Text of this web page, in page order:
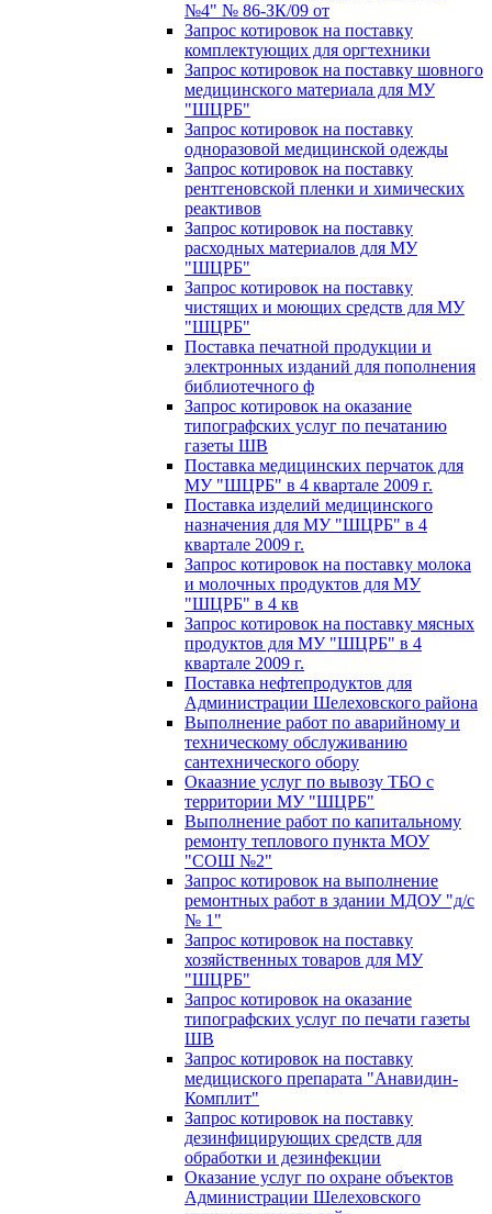
№4" № 86-ЗК/09 от
Запрос котировок на поставку
комплектующих для оргтехники
Запрос котировок на поставку шовного
медицинского материала для МУ
"ШЦРБ"
Запрос котировок на поставку
одноразовой медицинской одежды
Запрос котировок на поставку
рентгеновской пленки и химических
реактивов
Запрос котировок на поставку
расходных материалов для МУ
"ШЦРБ"
Запрос котировок на поставку
чистящих и моющих средств для МУ
"ШЦРБ"
Поставка печатной продукции и
электронных изданий для пополнения
библиотечного ф
Запрос котировок на оказание
типографских услуг по печатанию
газеты ШВ
Поставка медицинских перчаток для
МУ "ШЦРБ" в 4 квартале 2009 г.
Поставка изделий медицинского
назначения для МУ "ШЦРБ" в 4
квартале 2009 г.
Запрос котировок на поставку молока
и молочных продуктов для МУ
"ШЦРБ" в 4 кв
Запрос котировок на поставку мясных
продуктов для МУ "ШЦРБ" в 4
квартале 2009 г.
Поставка нефтепродуктов для
Администрации Шелеховского района
Выполнение работ по аварийному и
техническому обслуживанию
сантехнического обору
Окаазние услуг по вывозу ТБО с
территории МУ "ШЦРБ"
Выполнение работ по капитальному
ремонту теплового пункта МОУ
"СОШ №2"
Запрос котировок на выполнение
ремонтных работ в здании МДОУ "д/с
№ 1"
Запрос котировок на поставку
хозяйственных товаров для МУ
"ШЦРБ"
Запрос котировок на оказание
типографских услуг по печати газеты
ШВ
Запрос котировок на поставку
медициского препарата "Анавидин-
Комплит"
Запрос котировок на поставку
дезинфицирующих средств для
обработки и дезинфекции
Оказание услуг по охране объектов
Администрации Шелеховского